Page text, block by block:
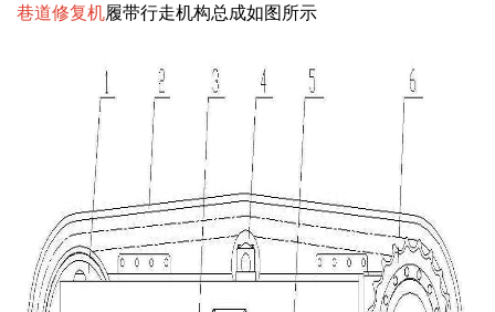
巷道修复机履带行走机构总成如图所示